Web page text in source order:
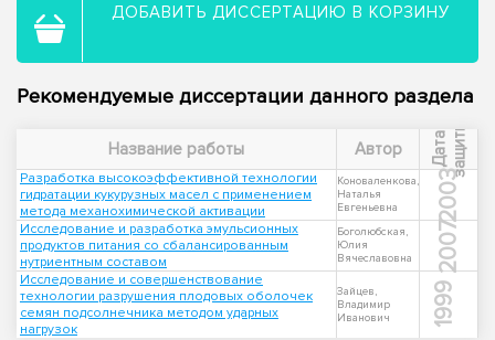
ДОБАВИТЬ ДИССЕРТАЦИЮ В КОРЗИНУ
Рекомендуемые диссертации данного раздела
Название работы Автор Д
а
т
а
з
а
щ
и
т ы
Разработка высокоэффективной технологии
гидратации кукурузных масел с применением
метода механохимической активации
Коноваленкова,
Наталья
Евгеньевна
2003
Исследование и разработка эмульсионных
продуктов питания со сбалансированным
нутриентным составом
Боголюбская,
Юлия
Вячеславовна
2007
Исследование и совершенствование
технологии разрушения плодовых оболочек
семян подсолнечника методом ударных
нагрузок
Зайцев,
Владимир
Иванович
1999